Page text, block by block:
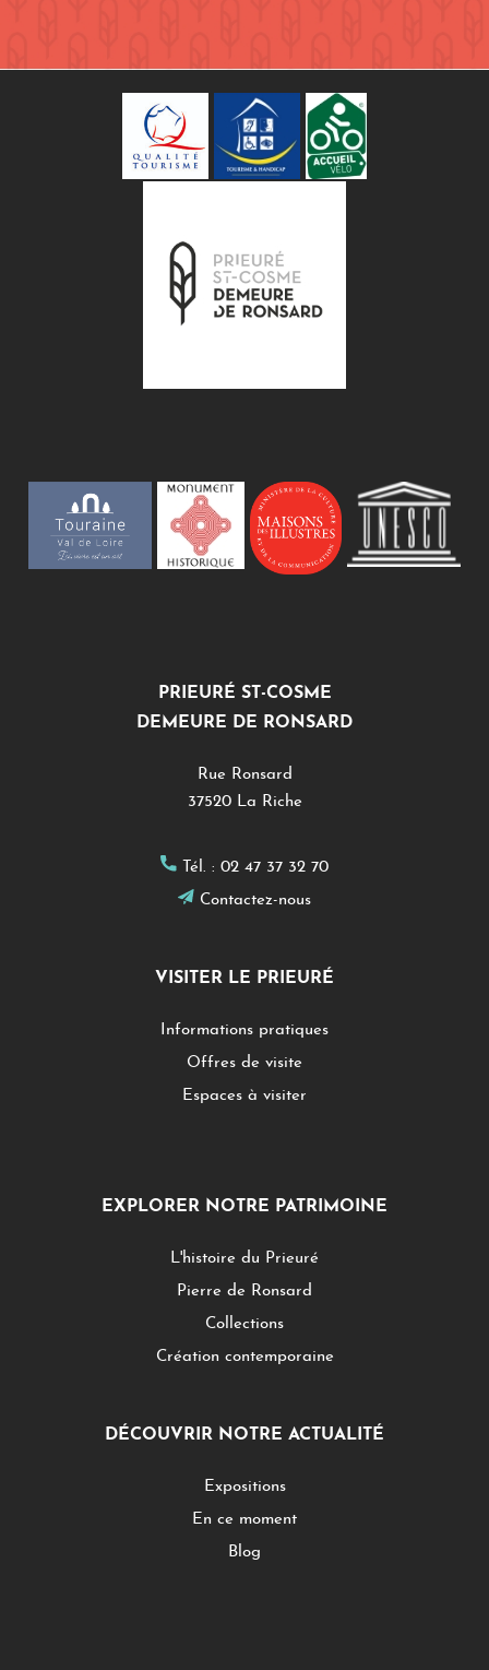
PRIEURÉ ST-COSME
DEMEURE DE RONSARD
Rue Ronsard
37520 La Riche
Tél. : 02 47 37 32 70
Contactez-nous
VISITER LE PRIEURÉ
Informations pratiques
Offres de visite
Espaces à visiter
EXPLORER NOTRE PATRIMOINE
L'histoire du Prieuré
Pierre de Ronsard
Collections
Création contemporaine
DÉCOUVRIR NOTRE ACTUALITÉ
Expositions
En ce moment
Blog